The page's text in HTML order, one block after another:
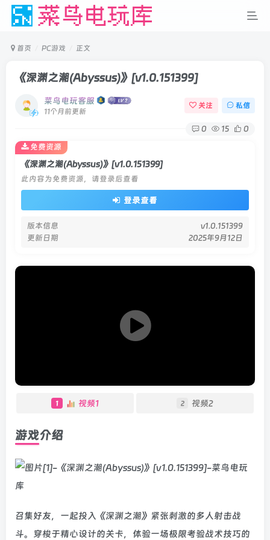
首页 PC游戏 正文
《深渊之潮(Abyssus)》 [v1.0.151399]
菜鸟电玩客服
11个月前更新
关注 私信
0 15 0
《深渊之潮(Abyssus)》[v1.0.151399]
此内容为免费资源，请登录后查看
登录查看
版本信息
v1.0.151399
更新日期
2025年9月12日
免费资源
1 视频1 2 视频2
游戏介绍
召集好友，一起投入《深渊之潮》紧张刺激的多人射击战
斗。穿梭于精心设计的关卡，体验一场极限考验战术技巧的